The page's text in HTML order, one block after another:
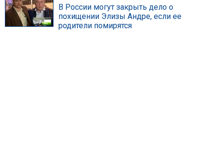
В России могут закрыть дело о
похищении Элизы Андре, если ее
родители помирятся